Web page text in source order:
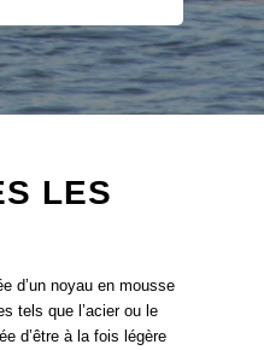
LES
d’un noyau en mousse
tels que l’acier ou le
d’être à la fois légère